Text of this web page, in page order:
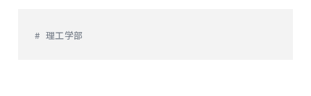
理工学部